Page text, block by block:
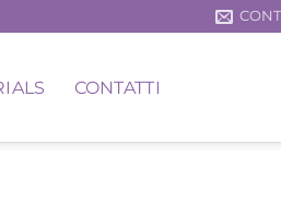
CONTATTI